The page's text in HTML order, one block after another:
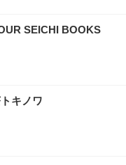
SEICHI BOOKS
キノワ